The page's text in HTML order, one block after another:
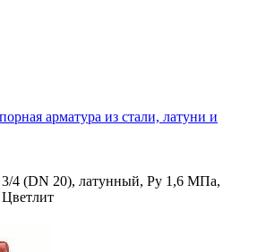
арматура из стали, латуни и
4 (DN 20), латунный, Ру 1,6 МПа,